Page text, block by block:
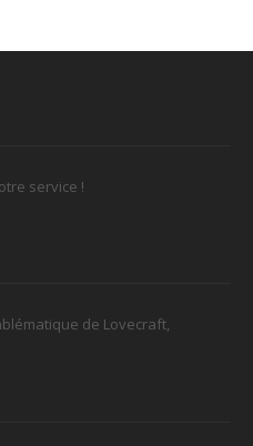
service !
de Lovecraft,